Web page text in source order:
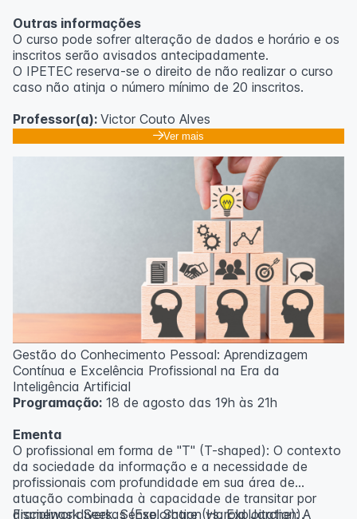
Outras informações
O curso pode sofrer alteração de dados e horário e os
inscritos serão avisados ​​antecipadamente.
O IPETEC reserva-se o direito de não realizar o curso
caso não atinja o número mínimo de 20 inscritos.
Professor(a): Victor Couto Alves
Ver mais
Gestão do Conhecimento Pessoal: Aprendizagem
Contínua e Excelência Profissional na Era da
Inteligência Artificial
Programação: 18 de agosto das 19h às 21h
Ementa
O profissional em forma de "T" (T-shaped): O contexto
da sociedade da informação e a necessidade de
profissionais com profundidade em sua área de
atuação combinada à capacidade de transitar por
disciplinas diversas (Exploration vs. Exploitation).
Framework Seek, Sense, Share (Harold Jarche): A